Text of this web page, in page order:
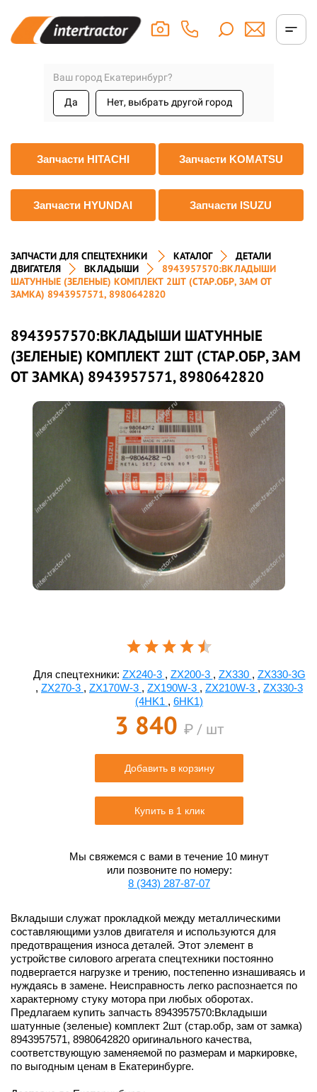
Ваш город Екатеринбург?
Да Нет, выбрать другой город
Запчасти HITACHI Запчасти KOMATSU
Запчасти HYUNDAI Запчасти ISUZU
ЗАПЧАСТИ ДЛЯ СПЕЦТЕХНИКИ КАТАЛОГ
ДЕТАЛИ
ДВИГАТЕЛЯ
ВКЛАДЫШИ
8943957570:ВКЛАДЫШИ
ШАТУННЫЕ (ЗЕЛЕНЫЕ) КОМПЛЕКТ 2ШТ (СТАР.ОБР, ЗАМ ОТ
ЗАМКА) 8943957571, 8980642820
8943957570:ВКЛАДЫШИ ШАТУННЫЕ
(ЗЕЛЕНЫЕ) КОМПЛЕКТ 2ШТ (СТАР.ОБР, ЗАМ
ОТ ЗАМКА) 8943957571, 8980642820
Для спецтехники: ZX240-3 , ZX200-3 , ZX330 , ZX330-3G
, ZX270-3 , ZX170W-3 , ZX190W-3 , ZX210W-3 , ZX330-3
(4HK1 , 6HK1)
3 840 ₽ / шт
Добавить в корзину
Купить в 1 клик
Мы свяжемся с вами в течение 10 минут
или позвоните по номеру:
8 (343) 287-87-07
Вкладыши служат прокладкой между металлическими
составляющими узлов двигателя и используются для
предотвращения износа деталей. Этот элемент в
устройстве силового агрегата спецтехники постоянно
подвергается нагрузке и трению, постепенно изнашиваясь и
нуждаясь в замене. Неисправность легко распознается по
характерному стуку мотора при любых оборотах.
Предлагаем купить запчасть 8943957570:Вкладыши
шатунные (зеленые) комплект 2шт (стар.обр, зам от замка)
8943957571, 8980642820 оригинального качества,
соответствующую заменяемой по размерам и маркировке,
по выгодным ценам в Екатеринбурге.